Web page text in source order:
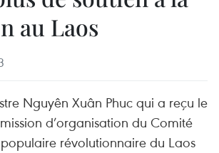
au Laos
Nguyên Xuân Phuc qui a reçu le
d’organisation du Comité
révolutionnaire du Laos